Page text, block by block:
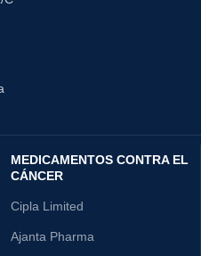
MEDICAMENTOS CONTRA EL
CÁNCER
Cipla Limited
Ajanta Pharma